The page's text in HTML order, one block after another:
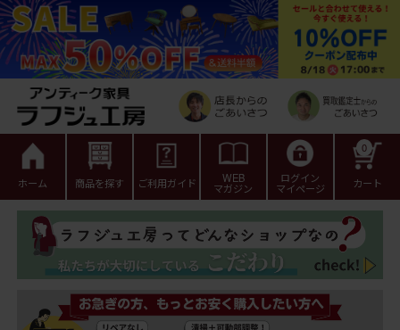
ホーム 商品を探す ご利用ガイド WEB
マガジン
ログイン
マイページ カート
0